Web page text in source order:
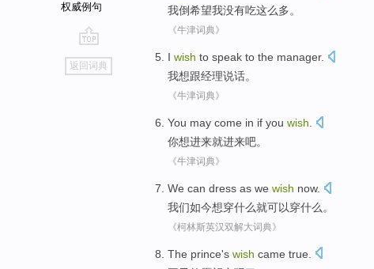
权威例句
go
top
返回词典
我倒希望我没有吃这么多。
《牛津词典》
I wish to speak to the manager.
我想跟经理说话。
《牛津词典》
You may come in if you wish
你想进来就进来吧。
《牛津词典》
We can dress as we wish now.
我们如今想穿什么就可以穿什么。
《柯林斯英汉双解大词典》
The prince's wish came true